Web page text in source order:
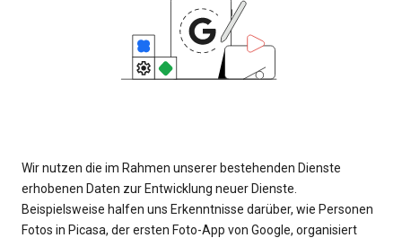
Wir nutzen die im Rahmen unserer bestehenden Dienste
erhobenen Daten zur Entwicklung neuer Dienste.
Beispielsweise halfen uns Erkenntnisse darüber, wie Personen
Fotos in Picasa, der ersten Foto-App von Google, organisiert